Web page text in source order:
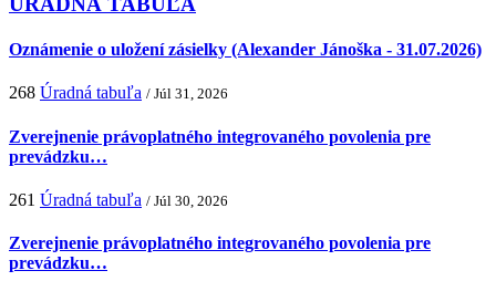
Oznámenie o uložení zásielky (Alexander Jánoška - 31.07.2026)
268 Úradná tabuľa / Júl 31, 2026
Zverejnenie právoplatného integrovaného povolenia pre
prevádzku…
261 Úradná tabuľa / Júl 30, 2026
Zverejnenie právoplatného integrovaného povolenia pre
prevádzku…